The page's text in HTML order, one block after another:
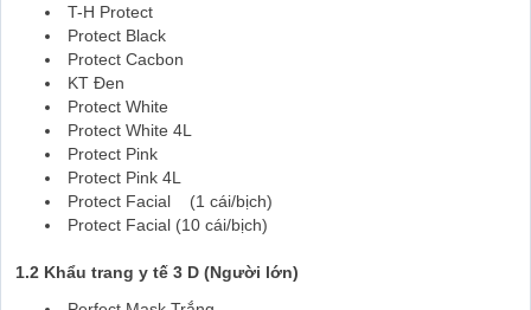
T-H Protect
Protect Black
Protect Cacbon
KT Đen
Protect White
Protect White 4L
Protect Pink
Protect Pink 4L
Protect Facial (1 cái/bịch)
Protect Facial (10 cái/bịch)
1.2 Khẩu trang y tế 3 D (Người lớn)